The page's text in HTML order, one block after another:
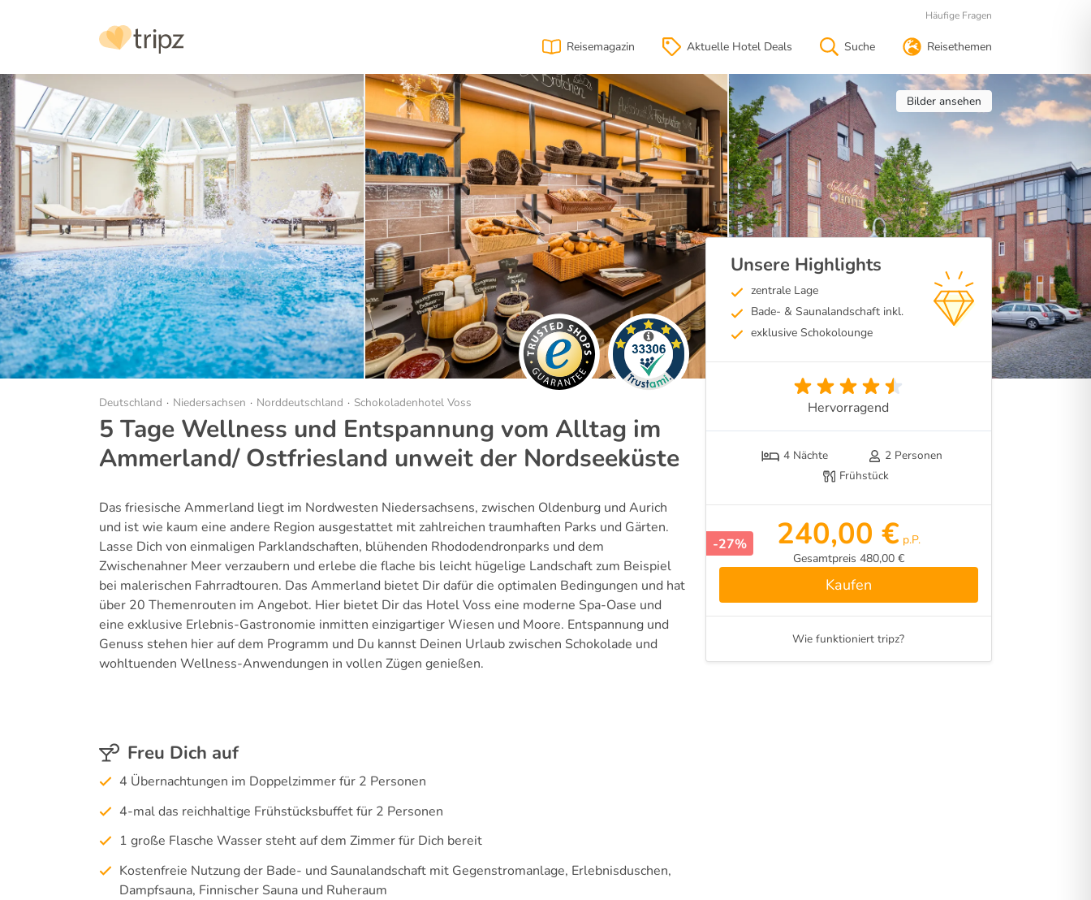
Reisemagazin Aktuelle Hotel Deals Suche Reisethemen
Häufige Fragen
Bilder ansehen
Hotel& Ausstattung Bilder Urlaubsregion Lage& Anfahrt
Deutschland Niedersachsen Norddeutschland Schokoladenhotel Voss
5 Tage Wellness und Entspannung vom Alltag im
Ammerland/ Ostfriesland unweit der Nordseeküste
Das friesische Ammerland liegt im Nordwesten Niedersachsens, zwischen Oldenburg und Aurich
und ist wie kaum eine andere Region ausgestattet mit zahlreichen traumhaften Parks und Gärten.
Lasse Dich von einmaligen Parklandschaften, blühenden Rhododendronparks und dem
Zwischenahner Meer verzaubern und erlebe die flache bis leicht hügelige Landschaft zum Beispiel
bei malerischen Fahrradtouren. Das Ammerland bietet Dir dafür die optimalen Bedingungen und hat
über 20 Themenrouten im Angebot. Hier bietet Dir das Hotel Voss eine moderne Spa-Oase und
eine exklusive Erlebnis-Gastronomie inmitten einzigartiger Wiesen und Moore. Entspannung und
Genuss stehen hier auf dem Programm und Du kannst Deinen Urlaub zwischen Schokolade und
wohltuenden Wellness-Anwendungen in vollen Zügen genießen.
Freu Dich auf
4 Übernachtungen im Doppelzimmer für 2 Personen
4-mal das reichhaltige Frühstücksbuffet für 2 Personen
1 große Flasche Wasser steht auf dem Zimmer für Dich bereit
Kostenfreie Nutzung der Bade- und Saunalandschaft mit Gegenstromanlage, Erlebnisduschen,
Dampfsauna, Finnischer Sauna und Ruheraum
Unsere Highlights
zentrale Lage
Bade- & Saunalandschaft inkl.
exklusive Schokolounge
Hervorragend
4 Nächte
2 Personen
Frühstück
-27% 240,00 € p.P.
Gesamtpreis 480,00 €
Kaufen
Wie funktioniert tripz?